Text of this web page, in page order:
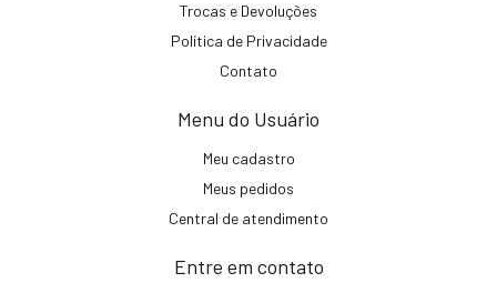
Trocas e Devoluções
Política de Privacidade
Contato
Menu do Usuário
Meu cadastro
Meus pedidos
Central de atendimento
Entre em contato